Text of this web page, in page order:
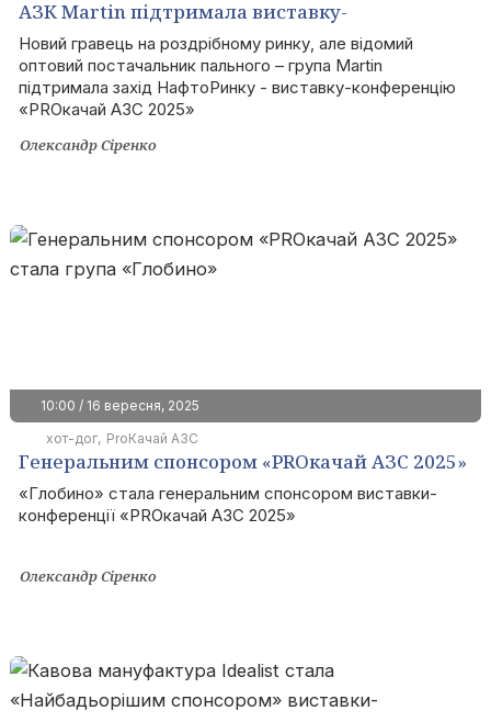
АЗК Martin підтримала виставку-
конференцію «PROкачай АЗС 2025»
Новий гравець на роздрібному ринку, але відомий
оптовий постачальник пального – група Martin
підтримала захід НафтоРинку - виставку-конференцію
«PROкачай АЗС 2025»
Олександр Сіренко
10:00 / 16 вересня, 2025
хот-дог
ProКачай АЗС
Генеральним спонсором «PROкачай АЗС 2025»
стала група «Глобино»
«Глобино» стала генеральним спонсором виставки-
конференції «PROкачай АЗС 2025»
Олександр Сіренко